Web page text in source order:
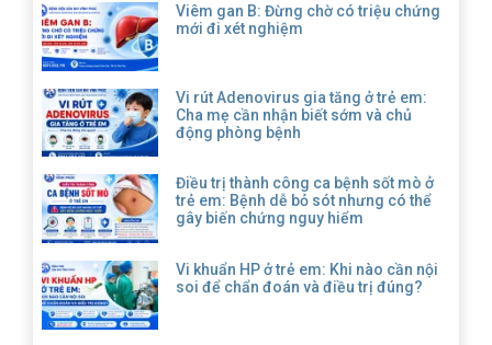
Viêm gan B: Đừng chờ có triệu chứng
mới đi xét nghiệm
Vi rút Adenovirus gia tăng ở trẻ em:
Cha mẹ cần nhận biết sớm và chủ
động phòng bệnh
Điều trị thành công ca bệnh sốt mò ở
trẻ em: Bệnh dễ bỏ sót nhưng có thể
gây biến chứng nguy hiểm
Vi khuẩn HP ở trẻ em: Khi nào cần nội
soi để chẩn đoán và điều trị đúng?